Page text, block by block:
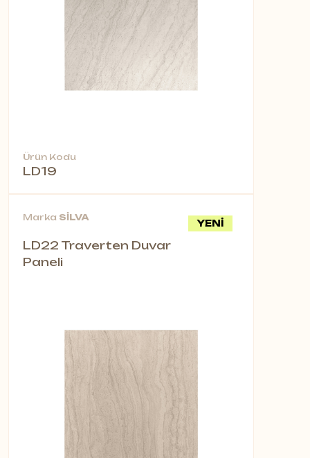
Ürün Kodu
LD19
YENİ
Marka SİLVA
LD22 Traverten Duvar
Paneli